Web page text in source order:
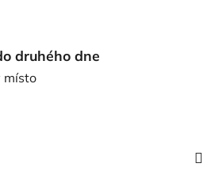
druhého dne
místo